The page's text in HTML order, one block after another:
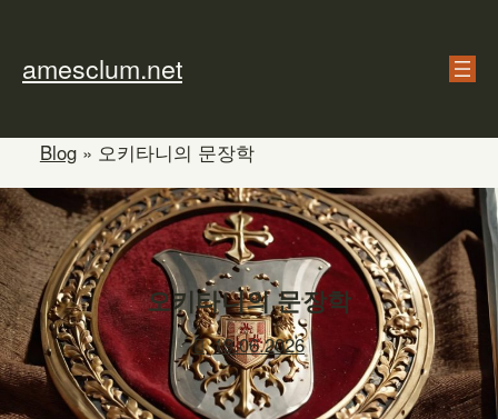
content
amesclum.net
Blog» 오키타니의 문장학
오키타니의 문장학
19.06.2026